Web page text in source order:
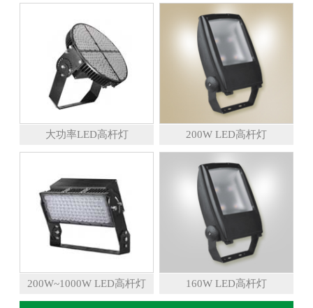
大功率LED高杆灯 200W LED高杆灯
200W~1000W LED高杆灯 160W LED高杆灯